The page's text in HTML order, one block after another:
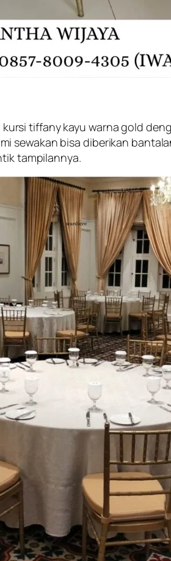
tiffany kayu warna gold
sewakan bisa diberikan
tampilannya.